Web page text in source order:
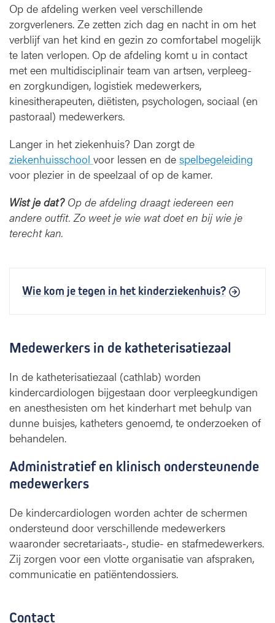
Op de afdeling werken veel verschillende
zorgverleners. Ze zetten zich dag en nacht in om het
verblijf van het kind en gezin zo comfortabel mogelijk
te laten verlopen. Op de afdeling komt u in contact
met een multidisciplinair team van artsen, verpleeg-
en zorgkundigen, logistiek medewerkers,
kinesitherapeuten, diëtisten, psychologen, sociaal (en
pastoraal) medewerkers.
Langer in het ziekenhuis? Dan zorgt de
ziekenhuisschool voor lessen en de spelbegeleiding
voor plezier in de speelzaal of op de kamer.
Wist je dat?Op de afdeling draagt iedereen een
andere outfit. Zo weet je wie wat doet en bij wie je
terecht kan.
Wie kom je tegen in het kinderziekenhuis?
Medewerkers in de katheterisatiezaal
In de katheterisatiezaal (cathlab) worden
kindercardiologen bijgestaan door verpleegkundigen
en anesthesisten om het kinderhart met behulp van
dunne buisjes, katheters genoemd, te onderzoeken of
behandelen.
Administratief en klinisch ondersteunende
medewerkers
De kindercardiologen worden achter de schermen
ondersteund door verschillende medewerkers
waaronder secretariaats-, studie- en stafmedewerkers.
Zij zorgen voor een vlotte organisatie van afspraken,
communicatie en patiëntendossiers.
Contact